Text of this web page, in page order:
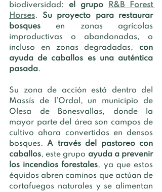
biodiversidad: el grupo
R&B Forest
Horses. Su proyecto para restaurar
bosques en zonas agrícolas
improductivas o abandonadas, o
incluso en zonas degradadas, con
ayuda de caballos es una auténtica
pasada.
Su zona de acción está dentro del
Massís de l’Ordal, un municipio de
Olesa de Bonesvallas, donde la
mayor parte del área son campos de
cultivo ahora convertidos en densos
bosques. A través del pastoreo con
caballos, este grupo ayuda a prevenir
los incendios forestales, ya que estos
équidos abren caminos que actúan de
cortafuegos naturales y se alimentan